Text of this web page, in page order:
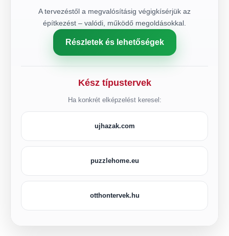
A tervezéstől a megvalósításig végigkísérjük az
építkezést – valódi, működő megoldásokkal.
Részletek és lehetőségek
Kész típustervek
Ha konkrét elképzelést keresel:
ujhazak.com
puzzlehome.eu
otthontervek.hu